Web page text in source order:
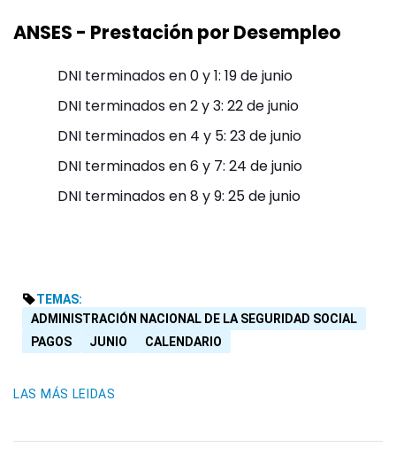
ANSES - Prestación por Desempleo
DNI terminados en 0 y 1: 19 de junio
DNI terminados en 2 y 3: 22 de junio
DNI terminados en 4 y 5: 23 de junio
DNI terminados en 6 y 7: 24 de junio
DNI terminados en 8 y 9: 25 de junio
TEMAS:
ADMINISTRACIÓN NACIONAL DE LA SEGURIDAD SOCIAL
PAGOS
JUNIO CALENDARIO
LAS MÁS LEIDAS